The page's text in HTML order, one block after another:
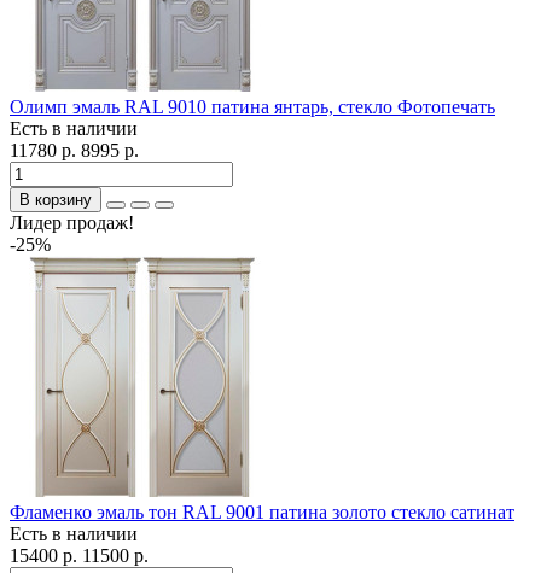
Олимп эмаль RAL 9010 патина янтарь, стекло Фотопечать
Есть в наличии
11780 р. 8995 р.
В корзину
Лидер продаж!
-25%
Фламенко эмаль тон RAL 9001 патина золото стекло сатинат
Есть в наличии
15400 р. 11500 р.